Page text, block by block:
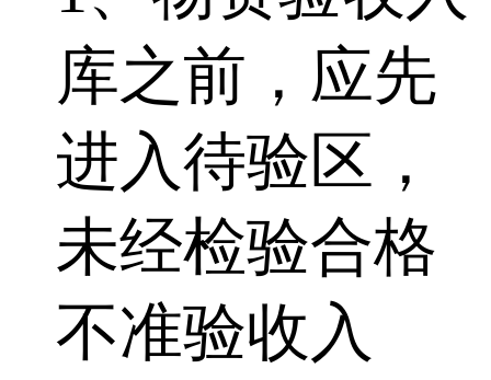
库之前，应先
进入待验区，
未经检验合格
不准验收入